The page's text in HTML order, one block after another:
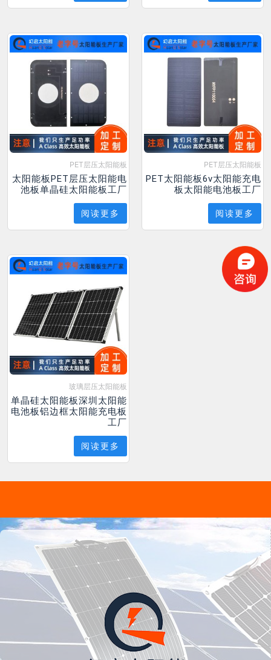
PET层压太阳能板
太阳能板PET层压太阳能电
池板单晶硅太阳能板工厂
阅读更多
PET层压太阳能板
PET太阳能板6v太阳能充电
板太阳能电池板工厂
阅读更多
玻璃层压太阳能板
单晶硅太阳能板深圳太阳能
电池板铝边框太阳能充电板
工厂
阅读更多